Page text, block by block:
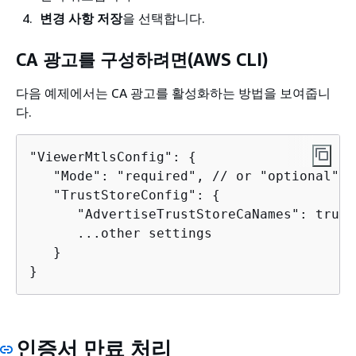
변경 사항 저장을 선택합니다.
CA 광고를 구성하려면(AWS CLI)
다음 예제에서는 CA 광고를 활성화하는 방법을 보여줍니
다.
"ViewerMtlsConfig": {
   "Mode": "required", // or "optional"
   "TrustStoreConfig":
{
      "AdvertiseTrustStoreCaNames": true,
      ...other settings
   }
}
인증서 만료 처리